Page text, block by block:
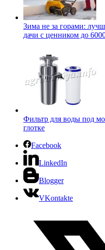
Зима не за горами:
дачи с ценником до
Фильтр для воды под
глотке
Facebook
LinkedIn
Blogger
VKontakte